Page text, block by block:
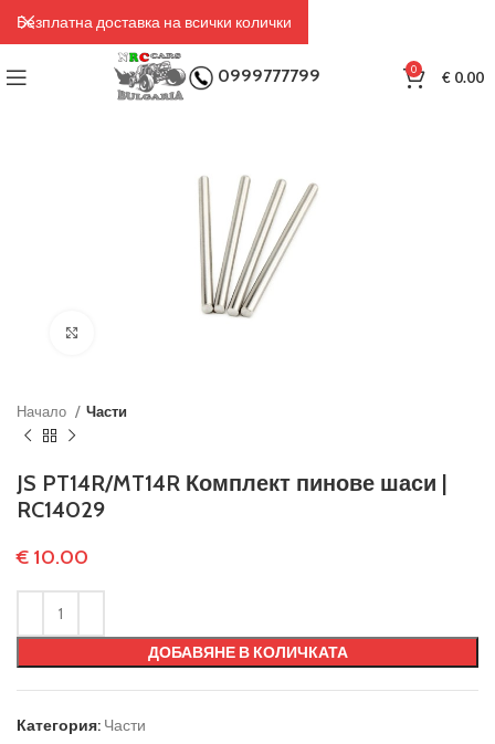
0999777799 0 €0.00
Начало Части
JS PT14R/MT14R Комплект пинове шаси |
RC14029
€ 10.00
ДОБАВЯНЕ В КОЛИЧКАТА
Категория: Части
Безплатна доставка на всички колички